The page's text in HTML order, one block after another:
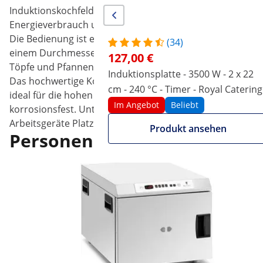
(34)
127,00 €
Induktionsplatte - 3500 W - 2 x 22
cm - 240 °C - Timer - Royal Catering
Im Angebot Beliebt
Produkt ansehen
Induktionskochfelder erhitzen effizienter als Strom oder
Energieverbrauch und die Stromrechnung!
Die Bedienung ist einfach und intuitiv: Über handliche
einem Durchmesser von 16 - 30 cm betreiben starke
Töpfe und Pfannen mit einem Gewicht von 25 kg.
Das hochwertige Kochgerät ist für den Dauereinsatz im
ideal für die hohen hygienischen Anforderungen in der
korrosionsfest. Unterhalb der Kochplatten befindet sich
Arbeitsgeräte Platz.
Personen, die dieses